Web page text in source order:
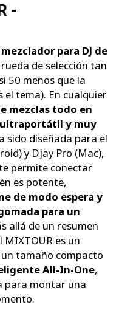
-
mezclador para DJ de
de selección tan
50 menos que la
tema). En cualquier
mezclas todo en
y muy
sido diseñada para el
y Djay Pro (Mac),
permite conectar
es potente,
de modo espera y
para un
allá de un resumen
es un
tamaño compacto
All-In-One,
para montar una